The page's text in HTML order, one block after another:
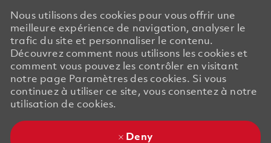
Nous utilisons des cookies pour vous offrir une
meilleure expérience de navigation, analyser le
trafic du site et personnaliser le contenu.
Découvrez comment nous utilisons les cookies et
comment vous pouvez les contrôler en visitant
notre page Paramètres des cookies. Si vous
continuez à utiliser ce site, vous consentez à notre
utilisation de cookies.
Deny